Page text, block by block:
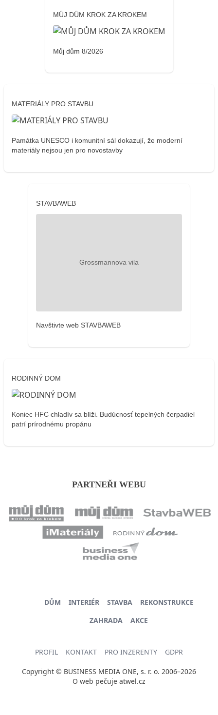
MŮJ DŮM KROK ZA KROKEM
Můj dům 8/2026
MATERIÁLY PRO STAVBU
Památka UNESCO i komunitní sál dokazují, že moderní
materiály nejsou jen pro novostavby
STAVBAWEB
Navštivte web STAVBAWEB
RODINNÝ DOM
Koniec HFC chladív sa blíži. Budúcnosť tepelných čerpadiel
patrí prírodnému propánu
PARTNEŘI WEBU
DŮM INTERIÉR STAVBA
REKONSTRUKCE
ZAHRADA
AKCE
PROFIL KONTAKT PRO INZERENTY GDPR
Copyright © BUSINESS MEDIA ONE, s. r. o. 2006–2026